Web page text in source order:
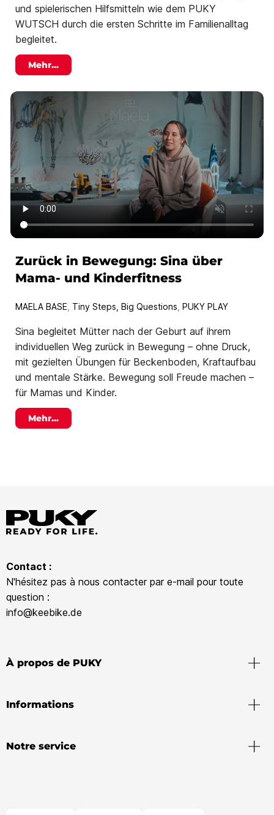
und spielerischen Hilfsmitteln wie dem PUKY
WUTSCH durch die ersten Schritte im Familienalltag
begleitet.
Mehr...
Zurück in Bewegung: Sina über
Mama- und Kinderfitness
MAELA BASE Tiny Steps, Big Questions PUKY PLAY
Sina begleitet Mütter nach der Geburt auf ihrem
individuellen Weg zurück in Bewegung – ohne Druck,
mit gezielten Übungen für Beckenboden, Kraftaufbau
und mentale Stärke. Bewegung soll Freude machen –
für Mamas und Kinder.
Mehr...
Contact :
N'hésitez pas à nous contacter par e-mail pour toute
question :
info@keebike.de
À propos de PUKY
Informations
Notre service